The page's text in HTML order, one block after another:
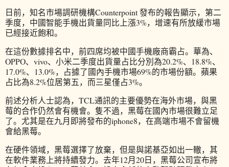
日前，知名市場調研機構Counterpoint 發布的報告顯示，第二
季度，中國智能手機出貨量同比上漲3%，增速有所放緩市場
已經接近飽和。
在這份數據排名中，前四席均被中國手機廠商霸占。華為、
OPPO、vivo、小米二季度出貨量占比分別為20.2%、18.8%、
17.0%、13.0%，占據了國內手機市場69%的市場份額。蘋果
占比為8.2%位居第五，而三星僅占3%。
前述分析人士認為，TCL通訊的主要優勢在海外市場，與黑
莓的合作仍然會有機會。隻不過，黑莓在國內市場很難立足
了。尤其是在九月即將發布的iphone8，在高端市場不會留機
會給黑莓。
在硬件領域，黑莓選擇了放棄，但是與諾基亞如出一轍，其
在軟件業務上將持續發力。去年12月20日，黑莓公司宣布將